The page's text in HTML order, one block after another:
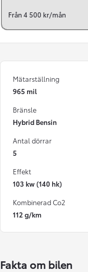
Från 4 500 kr/mån
Mätarställning
965 mil
Bränsle
Hybrid Bensin
Antal dörrar
5
Effekt
103 kw (140 hk)
Kombinerad Co2
112 g/km
Fakta om bilen